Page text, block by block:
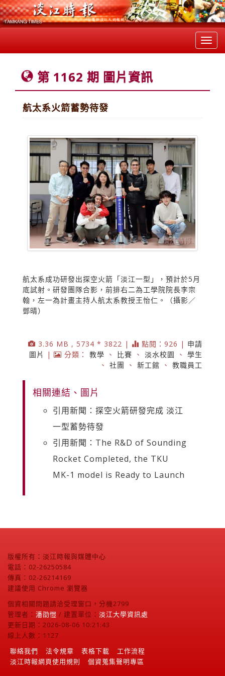
第 1162 期 圖片資訊
航太系火箭蓄勢待發
航太系成功研發出探空火箭「淡江一型」，預計於5月
底試射。研發團隊合影，前排右二為工學院院長李宗
翰，左一為計畫主持人航太系教授王怡仁。（攝影／
鄧晴）
3.36 MB , 5734 * 3822 | 點閱：926 | 申請
圖片
| 分類： 教學 、 比賽 、 淡水校園 、 學生
、 社團 、 新工館 、 教職員工
相關連結、圖片
引用新聞：探空火箭研發完成 淡江
一型蓄勢待發
引用新聞：The R&D of Sounding
Rocket Completed, the TKU
MK-1 model is Ready to Launch
版權所有：淡江時報與媒體中心
電話：02-26250584
傳真：02-26214169
建議使用 Chrome 瀏覽器
個資相關問題請洽受理窗口，分機2799
管理者： 潘劭愷 / 建置單位： 淡江大學資訊處
更新日期：2026-08-06 10:21:43
線上人數：1127
聯絡我們
法令規章 表格下載
工作流程
淡江時報網頁使用規則
個資蒐集聲明專區